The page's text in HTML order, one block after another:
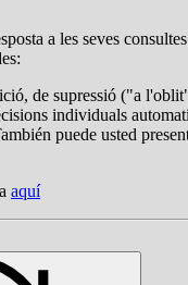
a les seves
de supressió ("a
individuals
puede usted
aquí